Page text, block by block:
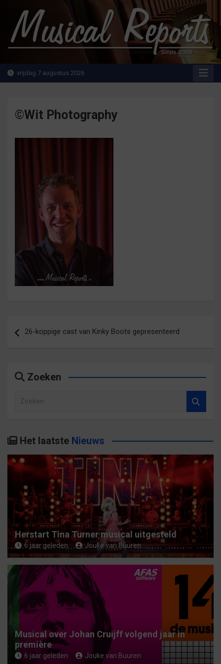
inhoud
MusicalReports.nl
Sinds 2009
vrijdag 7 augustus 2026
©Wit Photography
navigatie
26-koppige cast van Kinky Boots gepresenteerd
Zoeken
e
n
Het laatste Nieuws
Herstart Tina Turner musical uitgesteld
6 jaar geleden Jouke van Buuren
Musical over Johan Cruijff volgend jaar in
première
6 jaar geleden Jouke van Buuren